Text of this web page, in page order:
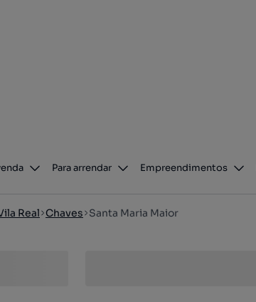
Para arrendar Empreendimentos
Real Chaves Santa Maria Maior